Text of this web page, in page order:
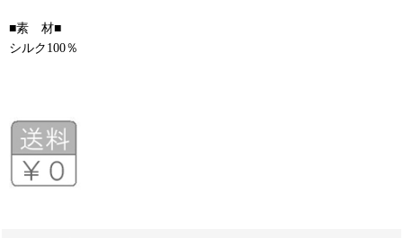
■素 材■
シルク100％